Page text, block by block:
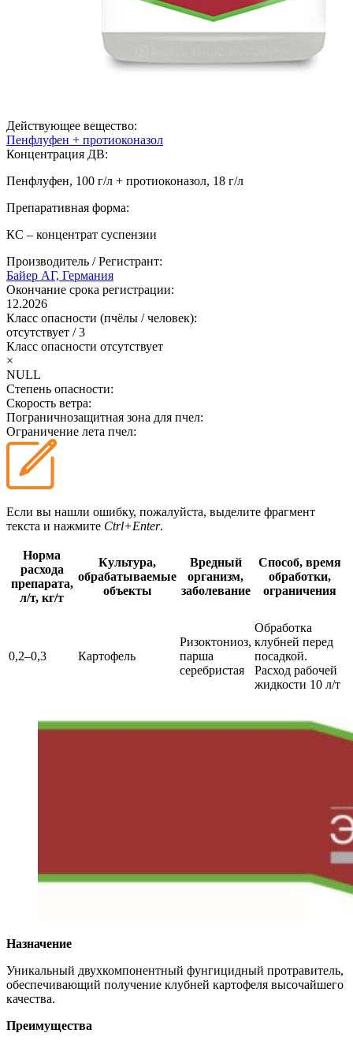
Действующее вещество:
Пенфлуфен + протиоконазол
Концентрация ДВ:
Пенфлуфен, 100 г/л + протиоконазол, 18 г/л
Препаративная форма:
КС – концентрат суспензии
Производитель / Регистрант:
Байер АГ, Германия
Окончание срока регистрации:
12.2026
Класс опасности (пчёлы / человек):
отсутствует /3
Класс опасности отсутствует
×
NULL
Степень опасности:
Скорость ветра:
Пограничнозащитная зона для пчел:
Ограничение лета пчел:
Если вы нашли ошибку, пожалуйста, выделите фрагмент
текста и нажмите Ctrl+Enter.
Норма
расхода
препарата,
л/т, кг/т
Культура,
обрабатываемые
объекты
Вредный
организм,
заболевание
Способ, время
обработки,
ограничения
0,2–0,3 Картофель
Ризоктониоз,
парша
серебристая
Обработка
клубней перед
посадкой.
Расход рабочей
жидкости 10 л/т
Назначение
Уникальный двухкомпонентный фунги­цидный протравитель,
обеспечивающий получение клубней картофеля высочайше­го
качества.
Преимущества